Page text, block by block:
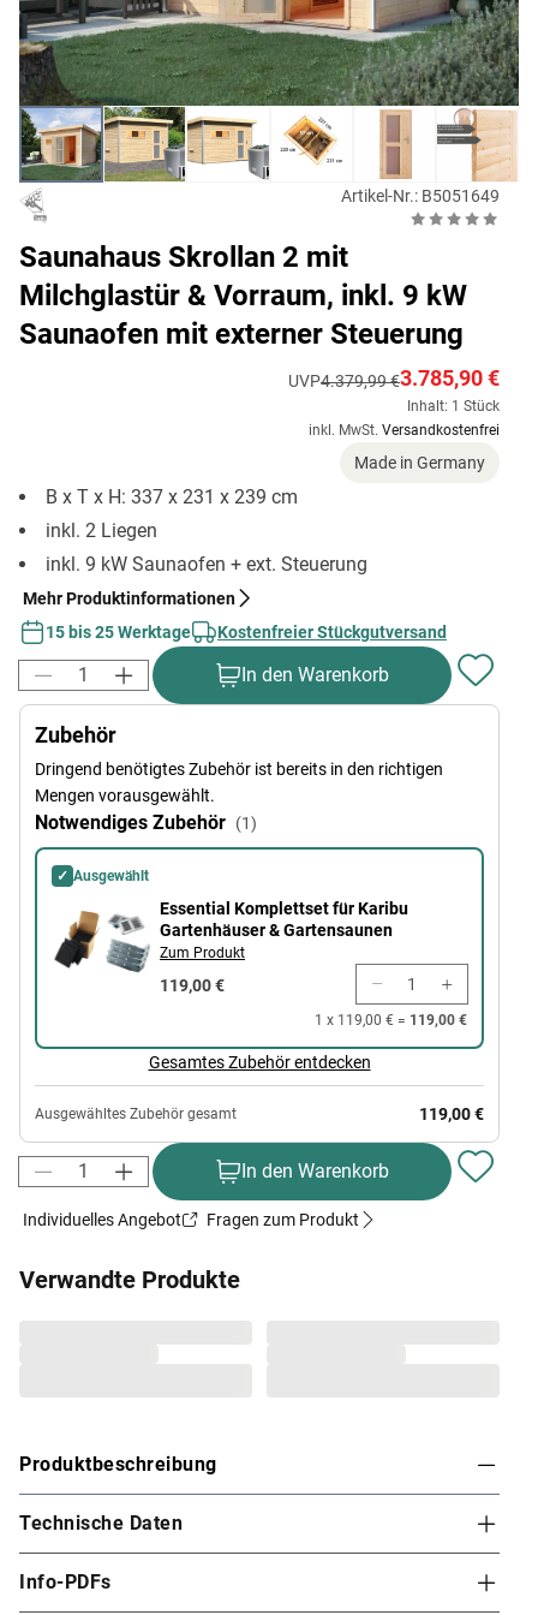
Artikel-Nr.: B5051649
Saunahaus Skrollan 2 mit
Milchglastür & Vorraum, inkl. 9 kW
Saunaofen mit externer Steuerung
UVP4.379,99 €3.785,90 €
Inhalt: 1 Stück
inkl. MwSt. Versandkostenfrei
Made in Germany
B x T x H: 337 x 231 x 239 cm
inkl. 2 Liegen
inkl. 9 kW Saunaofen + ext. Steuerung
Mehr Produktinformationen
15 bis 25 Werktage
Kostenfreier Stückgutversand
In den Warenkorb
Zubehör
Dringend benötigtes Zubehör ist bereits in den richtigen
Mengen vorausgewählt.
Notwendiges Zubehör (1)
✓ Ausgewählt
Essential Komplettset für Karibu Gartenhäuser & Gartensaunen
Essential Komplettset für Karibu
Gartenhäuser & Gartensaunen
Zum Produkt
119,00 €
1 x 119,00 € = 119,00 €
Gesamtes Zubehör entdecken
Ausgewähltes Zubehör gesamt 119,00 €
In den Warenkorb
Individuelles Angebot Fragen zum Produkt
Verwandte Produkte
Produktbeschreibung
KARIBU Saunahaus "Skrollan 2" 38 mm inkl. 9 kW
Saunaofen mit externer Steuerung Easy
Die Wellness-Oase für Deinen Garten - Das Saunahaus
Technische Daten
Info-PDFs